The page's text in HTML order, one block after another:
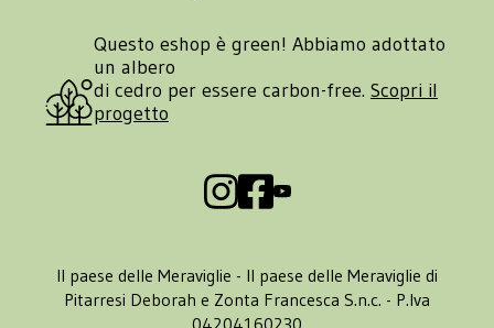
Questo eshop è green! Abbiamo adottato
un albero
di cedro per essere carbon-free. Scopri il
progetto
Il paese delle Meraviglie - Il paese delle Meraviglie di
Pitarresi Deborah e Zonta Francesca S.n.c. - P.Iva
04204160230